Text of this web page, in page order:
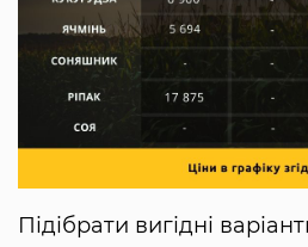
Підібрати вигідні